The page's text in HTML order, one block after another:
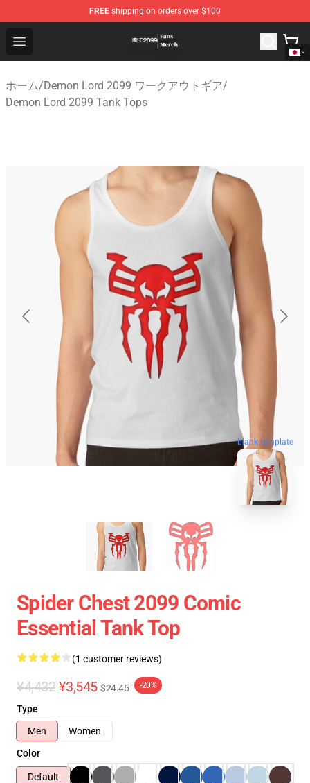
FREE shipping on orders over $100
Open menu
Demon Lord 2099 Store - Official Demon Lord 2099
ホーム/Demon Lord 2099 ワークアウトギア/
Demon Lord 2099 Tank Tops
blank template
Spider Chest 2099 Comic
Essential Tank Top
(1 customer reviews)
¥4,432 ¥3,545 $24.45 -20%
Type
Men
Women
Color
Default